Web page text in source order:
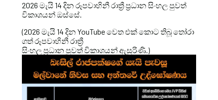
2026 මැයි 14 දින රූපවාහිනී රාත්‍රී ප්‍රධාන සිංහල පුවත්
විකාශයන් ඔස්සේ.
(2026 මැයි 14 දින YouTube වෙත එක් කොට තිබූ තෝරා
ගත් රූපවාහිනී රාත්‍රී
සිංහල ප්‍රධාන පුවත් විකාශයන් ඇසුරිණි.)